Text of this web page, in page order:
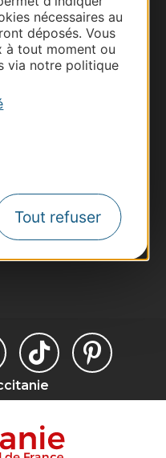
nécessaires au
déposés. Vous
à tout moment ou
via notre politique
Tout refuser
des
et de sorties.